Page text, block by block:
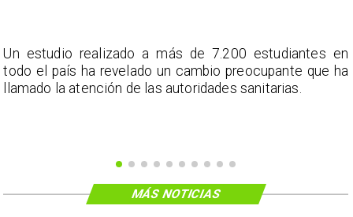
Un estudio realizado a más de 7.200 estudiantes en
todo el país ha revelado un cambio preocupante que ha
llamado la atención de las autoridades sanitarias.
MÁS NOTICIAS